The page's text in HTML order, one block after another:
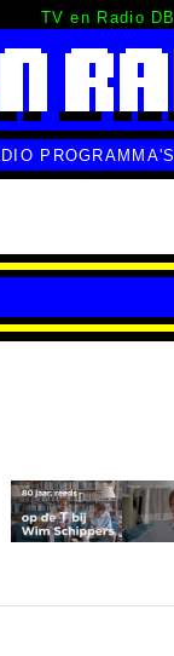
TV en Radio DB
PROGRAMMA'S